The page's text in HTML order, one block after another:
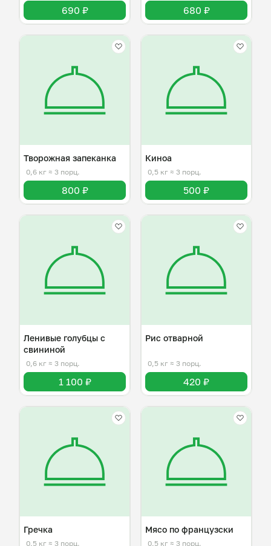
690 ₽ 680 ₽
Творожная запеканка
0,6 кг ≈ 3 порц.
800 ₽
Киноа
0,5 кг ≈ 3 порц.
500 ₽
Ленивые голубцы с
свининой
0,6 кг ≈ 3 порц.
1 100 ₽
Рис отварной
0,5 кг ≈ 3 порц.
420 ₽
Гречка
0,5 кг ≈ 3 порц.
Мясо по французски
0,5 кг ≈ 3 порц.